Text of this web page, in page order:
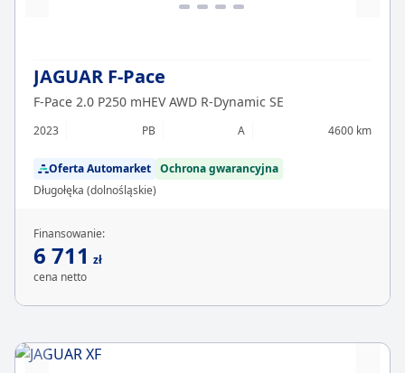
JAGUAR F-Pace
F-Pace 2.0 P250 mHEV AWD R-Dynamic SE
2023 PB A 4600 km
Oferta Automarket Ochrona gwarancyjna
Długołęka (dolnośląskie)
Finansowanie:
6 711 zł
cena netto